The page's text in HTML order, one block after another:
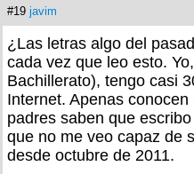
#19 javim
¿Las letras algo del
cada vez que leo esto.
Bachillerato), tengo casi
Internet. Apenas
padres saben que
que no me veo capaz de
desde octubre de 2011.